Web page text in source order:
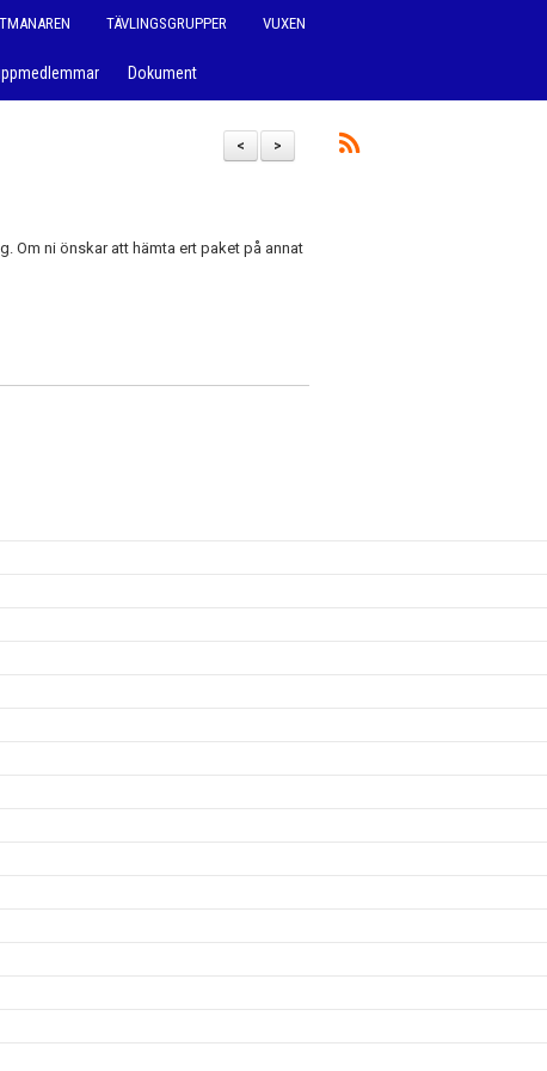
TÄVLINGSGRUPPER VUXEN
Dokument
>
<
Om ni önskar att hämta ert paket på annat